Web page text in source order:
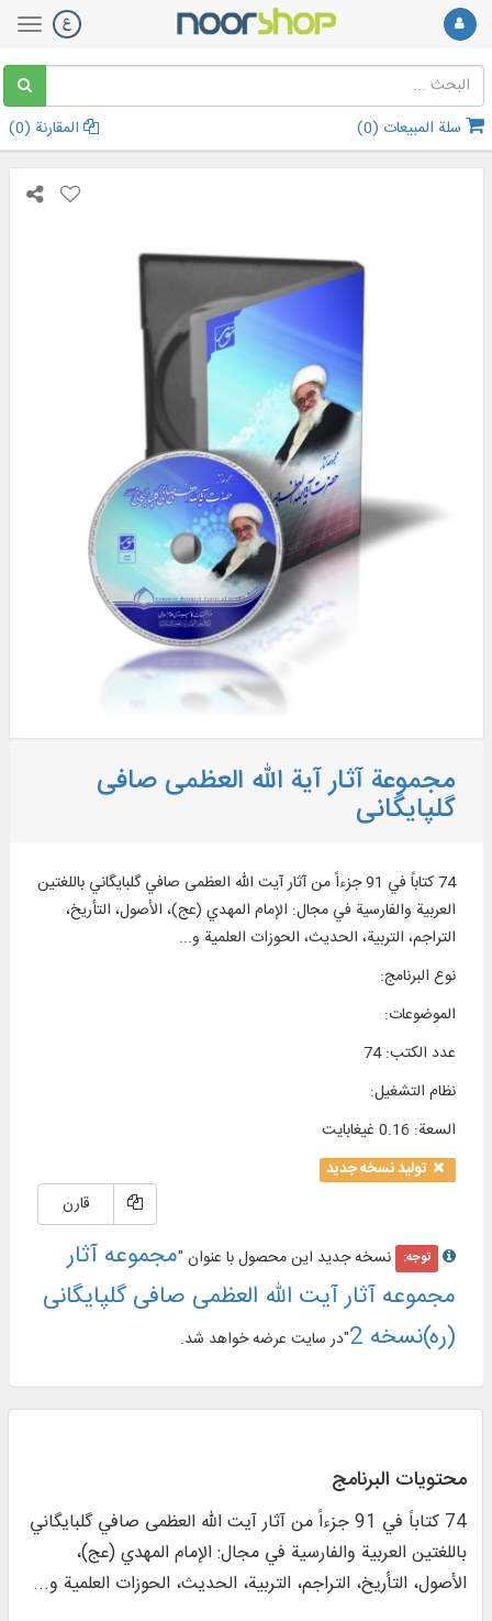
سلة المبيعات (0
) المقارنة (0
)
مجموعة آثار آیة الله العظمی صافی
گلپایگانی
74 کتاباً في 91 جزءاً من آثار آیت الله العظمی صافي گلبایگاني باللغتين
العربية والفارسية في مجال: الإمام المهدي (عج)، الأصول، التأریخ،
التراجم، التربية، الحدیث، الحوزات العلمية و...
نوع البرنامج:
الموضوعات:
عدد الكتب:
74
نظام التشغیل:
السعة: 0.16 غيغابايت
تولید نسخه جدید
قارن
توجه: نسخه جدید این محصول با عنوان "مجموعه آثار
مجموعه آثار آیت الله العظمی صافی گلپایگانی
(ره)نسخه 2
"در سایت عرضه خواهد شد.
محتويات البرنامج
74 کتاباً في 91 جزءاً من آثار آیت الله العظمی صافي گلبایگاني
باللغتين العربية والفارسية في مجال: الإمام المهدي (عج)،
الأصول، التأریخ، التراجم، التربية، الحدیث، الحوزات العلمية و...